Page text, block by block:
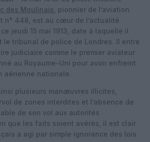
des Moulinais , pionnier de l’aviation
n° 448, est au cœur de l’actualité
jeudi 15 mai 1913, date à laquelle il
le tribunal de police de Londres. Il entre
judiciaire comme le premier aviateur
au Royaume-Uni pour avoir enfreint
aérienne nationale.
plusieurs manœuvres illicites,
de zones interdites et l’absence de
de son vol aux autorités
que les faits soient avérés, il est clair
a agi par simple ignorance des lois